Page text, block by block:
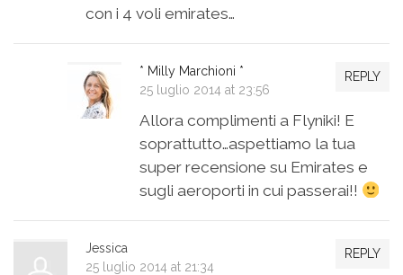
con i 4 voli emirates…
REPLY
* Milly Marchioni *
25 luglio 2014 at 23:56
Allora complimenti a Flyniki! E
soprattutto…aspettiamo la tua
super recensione su Emirates e
sugli aeroporti in cui passerai!!
REPLY
Jessica
25 luglio 2014 at 21:34